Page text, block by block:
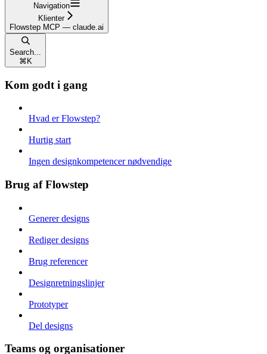
Navigation
Klienter
Flowstep MCP — claude.ai
Search...
⌘ K
Kom godt i gang
Hvad er Flowstep?
Hurtig start
Ingen designkompetencer nødvendige
Brug af Flowstep
Generer designs
Rediger designs
Brug referencer
Designretningslinjer
Prototyper
Del designs
Teams og organisationer